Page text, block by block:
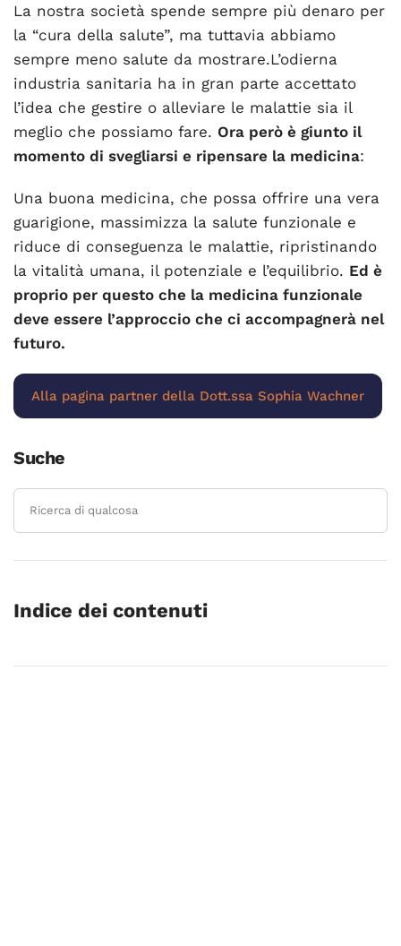
La nostra società spende sempre più denaro per
la “cura della salute”, ma tuttavia abbiamo
sempre meno salute da mostrare.L’odierna
industria sanitaria ha in gran parte accettato
l’idea che gestire o alleviare le malattie sia il
meglio che possiamo fare. Ora però è giunto il
momento di svegliarsi e ripensare la medicina:
Una buona medicina, che possa offrire una vera
guarigione, massimizza la salute funzionale e
riduce di conseguenza le malattie, ripristinando
la vitalità umana, il potenziale e l’equilibrio. Ed è
proprio per questo che la medicina funzionale
deve essere l’approccio che ci accompagnerà nel
futuro.
Alla pagina partner della Dott.ssa Sophia Wachner
Suche
Indice dei contenuti